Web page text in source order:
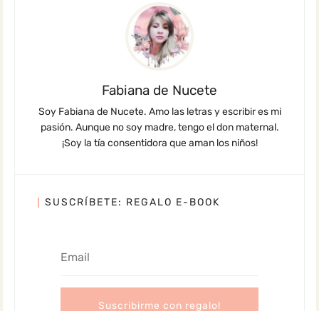
Fabiana de Nucete
Soy Fabiana de Nucete. Amo las letras y escribir es mi
pasión. Aunque no soy madre, tengo el don maternal.
¡Soy la tía consentidora que aman los niños!
SUSCRÍBETE: REGALO E-BOOK